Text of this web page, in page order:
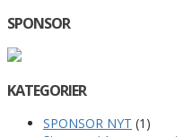
SPONSOR
KATEGORIER
SPONSOR NYT (1)